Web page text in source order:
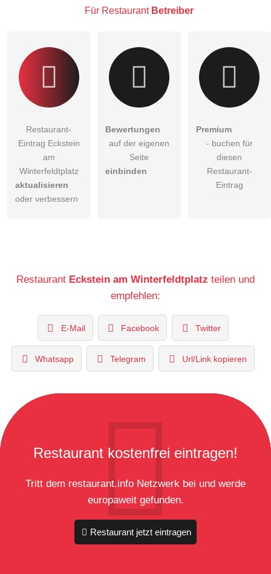
Restaurant-Eintrag zu stellen.
Für Restaurant Betreiber
Restaurant-
Eintrag Eckstein
am
Winterfeldtplatz
aktualisieren
oder verbessern
Bewertungen
auf der eigenen
Seite
einbinden
Premium
- buchen für
diesen
Restaurant-
Eintrag
Restaurant Eckstein am Winterfeldtplatz teilen und
empfehlen:
E-Mail Facebook Twitter
Whatsapp Telegram Url/Link kopieren
Restaurant kostenfrei eintragen!
Tritt dem restaurant.info Netzwerk bei und werde
europaweit gefunden.
Restaurant jetzt eintragen